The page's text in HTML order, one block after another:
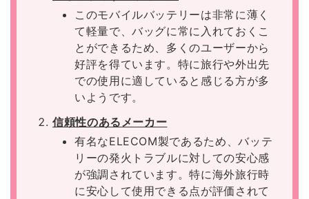
このモバイルバッテリーは非常に薄く
て軽量で、バッグに常に入れておくこ
とができるため、多くのユーザーから
好評を得ています。特に旅行や外出先
での使用に適していると感じる方が多
いようです。
信頼性のあるメーカー
有名なELECOM製であるため、バッテ
リーの発火トラブルに対しての安心感
が強調されています。特に海外旅行時
に安心して使用できる点が評価されて